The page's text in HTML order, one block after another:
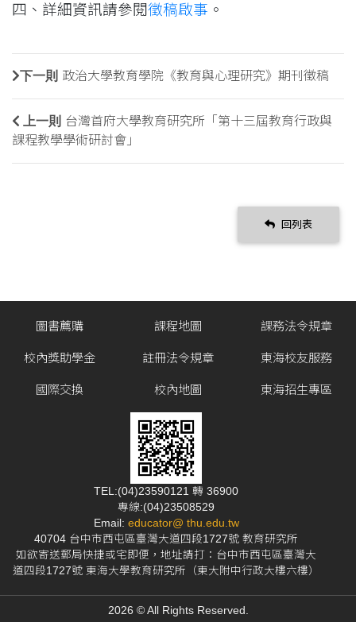
四、詳細資訊請參閱徵稿啟事 。
下一則 政治大學教育學院《教育與心理研究》期刊徵稿
上一則 台灣首府大學教育研究所「第十三屆教育行政與
課程教學學術研討會」
回列表
圖書薦購
校內獎助學金
國際交換
課程地圖
註冊法令規章
校內地圖
課務法令規章
東海校友服務
東海招生專區
TEL:(04)23590121 轉 36900
專線:(04)23508529
Email: educator@ thu.edu.tw
40704 台中市西屯區臺灣大道四段1727號 教育研究所
如欲寄送郵局快捷或宅即便，地址請打：台中市西屯區臺灣大
道四段1727號 東海大學教育研究所（東大附中行政大樓六樓）
2026 © All Rights Reserved.